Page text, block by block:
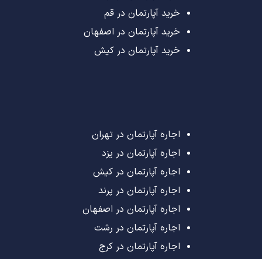
خرید آپارتمان در قم
خرید آپارتمان در اصفهان
خرید آپارتمان در کیش
اجاره آپارتمان در تهران
اجاره آپارتمان در یزد
اجاره آپارتمان در کیش
اجاره آپارتمان در پرند
اجاره آپارتمان در اصفهان
اجاره آپارتمان در رشت
اجاره آپارتمان در کرج